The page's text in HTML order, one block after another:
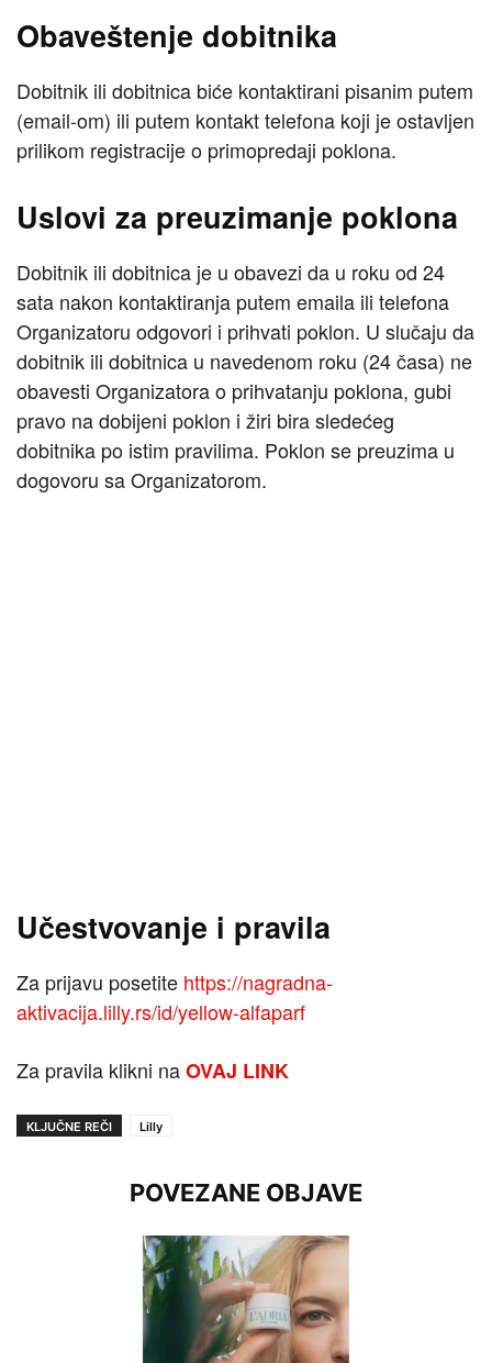
Obaveštenje dobitnika
Dobitnik ili dobitnica biće kontaktirani pisanim putem
(email-om) ili putem kontakt telefona koji je ostavljen
prilikom registracije o primopredaji poklona.
Uslovi za preuzimanje poklona
Dobitnik ili dobitnica je u obavezi da u roku od 24
sata nakon kontaktiranja putem emaila ili telefona
Organizatoru odgovori i prihvati poklon. U slučaju da
dobitnik ili dobitnica u navedenom roku (24 časa) ne
obavesti Organizatora o prihvatanju poklona, gubi
pravo na dobijeni poklon i žiri bira sledećeg
dobitnika po istim pravilima. Poklon se preuzima u
dogovoru sa Organizatorom.
Učestvovanje i pravila
Za prijavu posetite https://nagradna-
aktivacija.lilly.rs/id/yellow-alfaparf
Za pravila klikni naOVAJ LINK
KLJUČNE REČI Lilly
POVEZANE OBJAVE